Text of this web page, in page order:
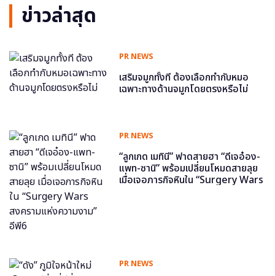
ข่าวล่าสุด
PR NEWS
เสริมจมูกทั้งที ต้องเลือกทำกับหมอ
เฉพาะทางด้านจมูกโดยตรงหรือไม่
PR NEWS
“ลูกเกด เมทินี” ฟาดสายฮา “ดีเจอ๋อง-
แพท-ซานิ” พร้อมเปลี่ยนโหมดสายลุย
เมื่อเจอภารกิจหินใน “Surgery Wars
PR NEWS